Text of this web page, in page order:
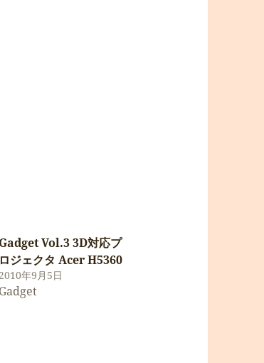
Gadget Vol.3 3D対応プ
ロジェクタ Acer H5360
年9月5日
Gadget